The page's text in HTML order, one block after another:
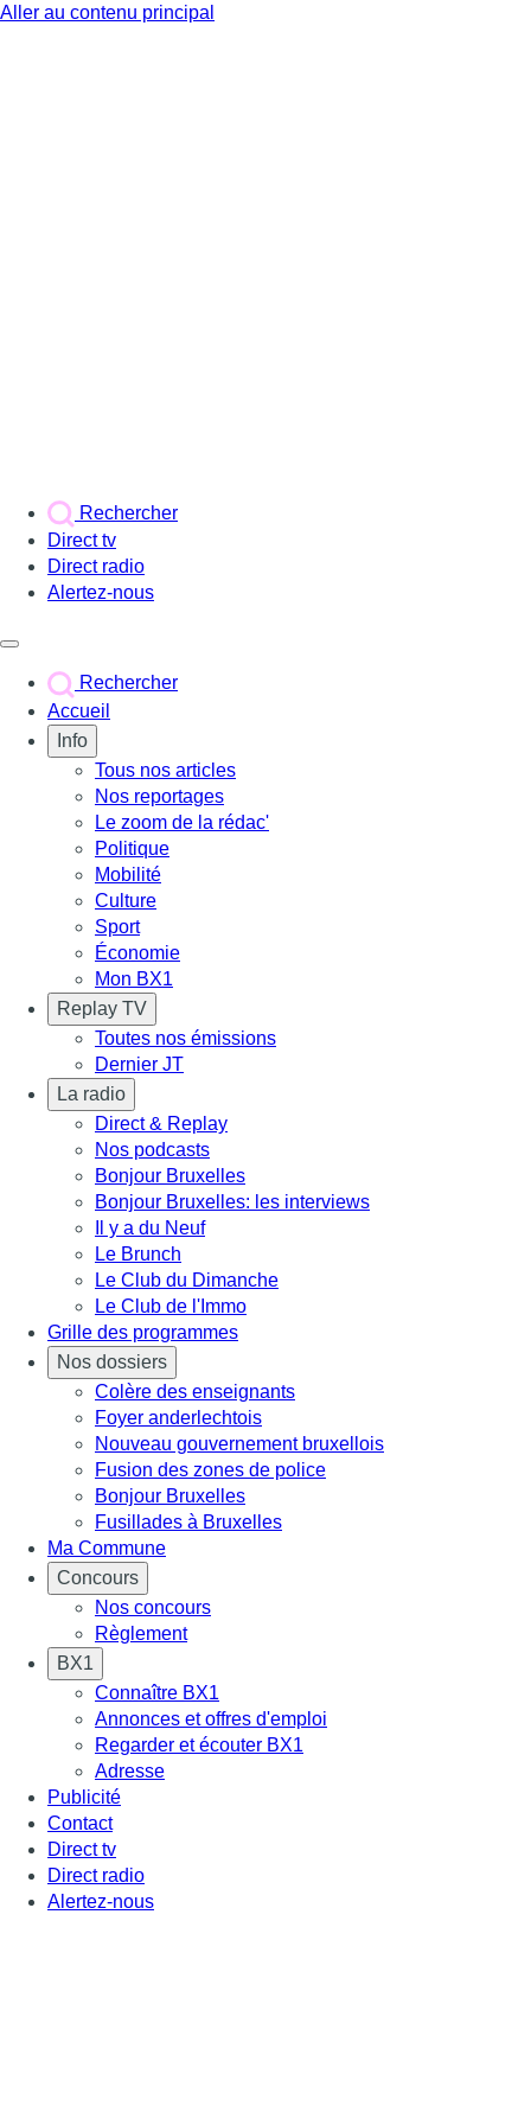
Aller au contenu principal
Rechercher
Direct tv
Direct radio
Alertez-nous
Rechercher
Accueil
Info
Tous nos articles
Nos reportages
Le zoom de la rédac'
Politique
Mobilité
Culture
Sport
Économie
Mon BX1
Replay TV
Toutes nos émissions
Dernier JT
La radio
Direct & Replay
Nos podcasts
Bonjour Bruxelles
Bonjour Bruxelles: les interviews
Il y a du Neuf
Le Brunch
Le Club du Dimanche
Le Club de l'Immo
Grille des programmes
Nos dossiers
Colère des enseignants
Foyer anderlechtois
Nouveau gouvernement bruxellois
Fusion des zones de police
Bonjour Bruxelles
Fusillades à Bruxelles
Ma Commune
Concours
Nos concours
Règlement
BX1
Connaître BX1
Annonces et offres d'emploi
Regarder et écouter BX1
Adresse
Publicité
Contact
Direct tv
Direct radio
Alertez-nous